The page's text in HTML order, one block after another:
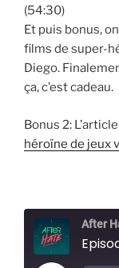
(54:30)
Et puis bonus,
films de super-
Diego.
ça, c’est cadeau.
Bonus 2: L’article
héroïne de jeux
After